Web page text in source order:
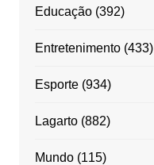
Educação(392)
Entretenimento(433)
Esporte(934)
Lagarto(882)
Mundo(115)